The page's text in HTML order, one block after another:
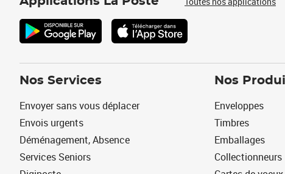
Nos Services
Envoyer sans vous déplacer
Envois urgents
Déménagement, Absence
Services Seniors
Nos
Enveloppes
Timbres
Emballages
Collectionneurs